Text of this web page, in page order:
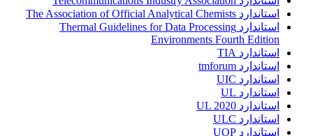
استاندارد The Association of Official Analytical Chemists
استاندارد Thermal Guidelines for Data Processing
Environments Fourth Edition
استاندارد TIA
استاندارد tmforum
استاندارد UIC
استاندارد UL
استاندارد UL 2020
استاندارد ULC
استاندارد UOP